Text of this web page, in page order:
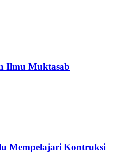
Ilmu Muktasab
Mempelajari Kontruksi